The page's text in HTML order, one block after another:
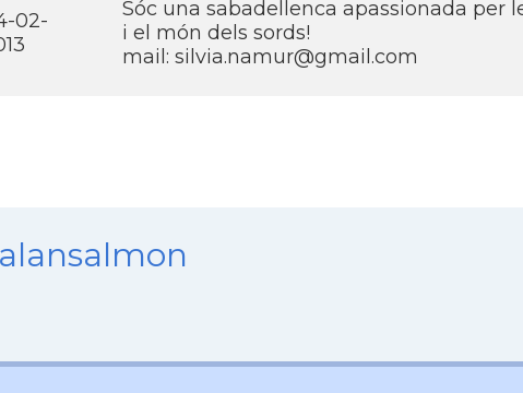
02-
Sóc una sabadellenca apassionada per
i el món dels sords!
mail: silvia.namur@gmail.com